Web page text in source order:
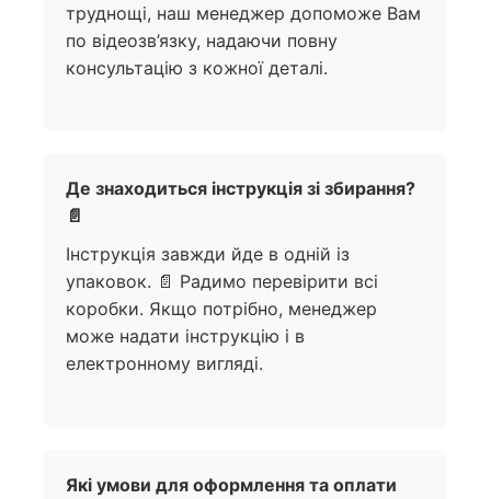
труднощі, наш менеджер допоможе Вам
по відеозв’язку, надаючи повну
консультацію з кожної деталі.
Де знаходиться інструкція зі збирання?
📄
Інструкція завжди йде в одній із
упаковок. 📄 Радимо перевірити всі
коробки. Якщо потрібно, менеджер
може надати інструкцію і в
електронному вигляді.
Які умови для оформлення та оплати